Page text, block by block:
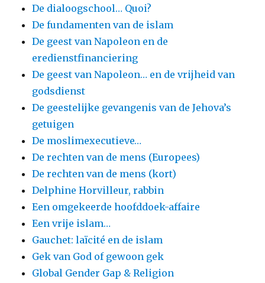
De dialoogschool… Quoi?
De fundamenten van de islam
De geest van Napoleon en de
eredienstfinanciering
De geest van Napoleon… en de vrijheid van
godsdienst
De geestelijke gevangenis van de Jehova’s
getuigen
De moslimexecutieve…
De rechten van de mens (Europees)
De rechten van de mens (kort)
Delphine Horvilleur, rabbin
Een omgekeerde hoofddoek-affaire
Een vrije islam…
Gauchet: laïcité en de islam
Gek van God of gewoon gek
Global Gender Gap & Religion